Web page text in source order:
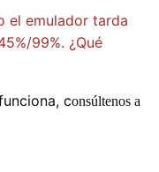
el emulador tarda
99%. ¿Qué
consúltenos a